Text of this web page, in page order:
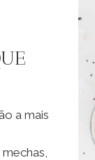
a mais